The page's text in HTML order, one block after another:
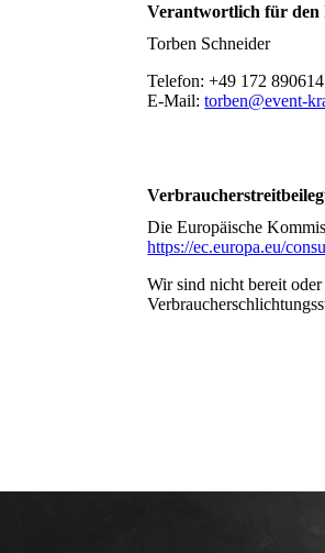
Verantwortlich für den
Torben Schneider
Telefon: +49 172
E-Mail:torben@event-
Die Europäische
https://ec.europa.eu/
Wir sind nicht bereit